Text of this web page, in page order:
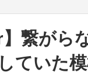
】繋がら
していた